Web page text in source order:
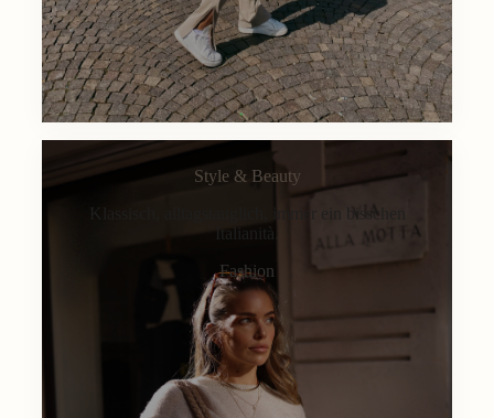
Style & Beauty
Klassisch, alltagstauglich, immer ein bisschen
Italianità.
Fashion